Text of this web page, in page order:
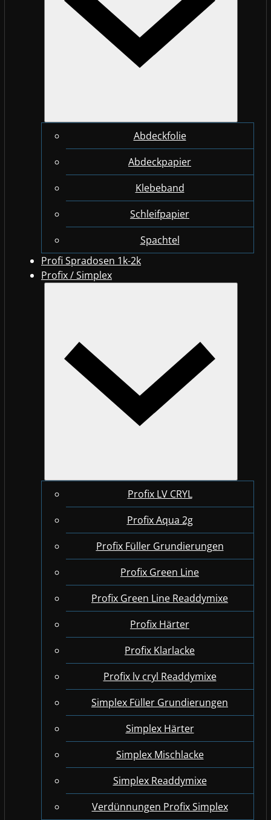
Abdeckfolie
Abdeckpapier
Klebeband
Schleifpapier
Spachtel
Profi Spradosen 1k-2k
Profix / Simplex
Profix LV CRYL
Profix Aqua 2g
Profix Füller Grundierungen
Profix Green Line
Profix Green Line Readdymixe
Profix Härter
Profix Klarlacke
Profix lv cryl Readdymixe
Simplex Füller Grundierungen
Simplex Härter
Simplex Mischlacke
Simplex Readdymixe
Verdünnungen Profix Simplex